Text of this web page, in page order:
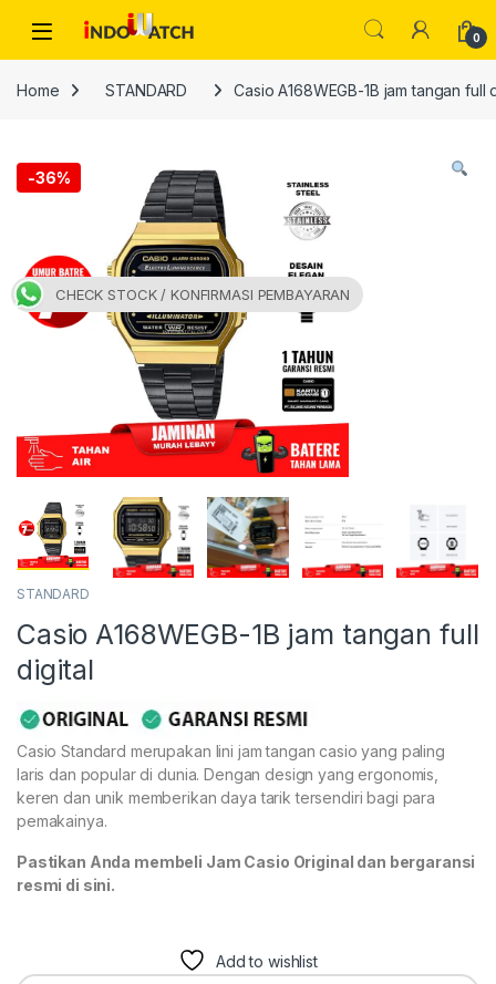
Open 0
Home STANDARD Casio A168WEGB-1B jam tangan full
-36%
STANDARD
Casio A168WEGB-1B jam tangan full
digital
Casio Standard merupakan lini jam tangan casio yang paling
laris dan popular di dunia. Dengan design yang ergonomis,
keren dan unik memberikan daya tarik tersendiri bagi para
pemakainya.
Pastikan Anda membeli Jam Casio Original dan bergaransi
resmi di sini.
Add to wishlist
CHECK STOCK / KONFIRMASI PEMBAYARAN